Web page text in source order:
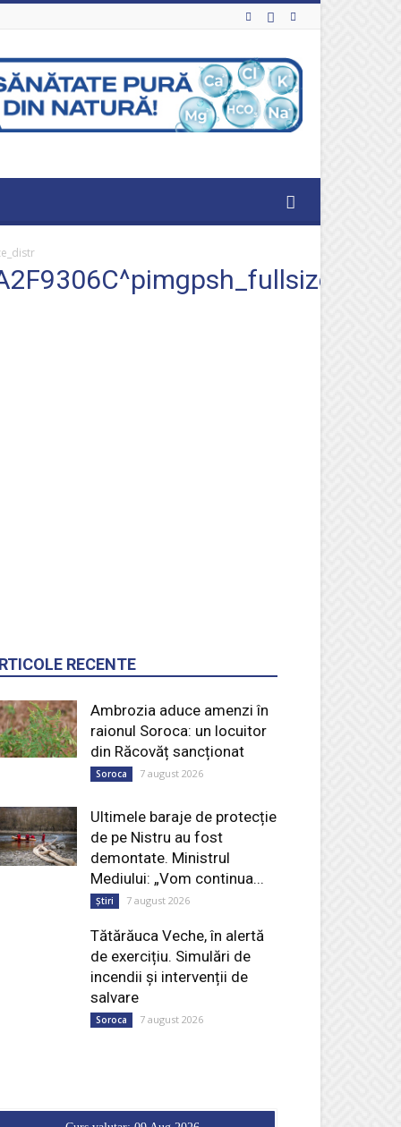
raionul Soroca: un locuitor
din Răcovăț sancționat
Soroca 7 august 2026
de pe Nistru au fost
demontate. Ministrul
Mediului: „Vom continua...
Știri 7 august 2026
de exercițiu. Simulări de
incendii și intervenții de
salvare
Soroca
Curs valutar: 09 Aug 2026